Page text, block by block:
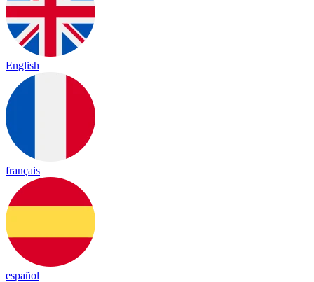
English
français
español